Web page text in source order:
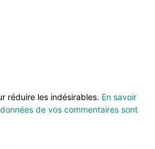
réduire les indésirables. En savoir
de vos commentaires sont